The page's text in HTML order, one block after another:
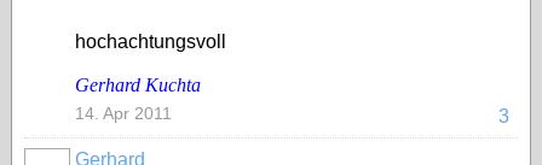
hochachtungsvoll
Gerhard Kuchta
3
14. Apr 2011
Gerhard